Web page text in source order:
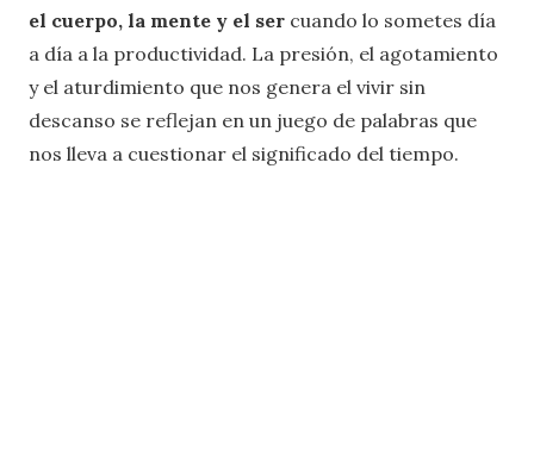
el cuerpo, la mente y el ser cuando lo sometes día
a día a la productividad. La presión, el agotamiento
y el aturdimiento que nos genera el vivir sin
descanso se reflejan en un juego de palabras que
nos lleva a cuestionar el significado del tiempo.